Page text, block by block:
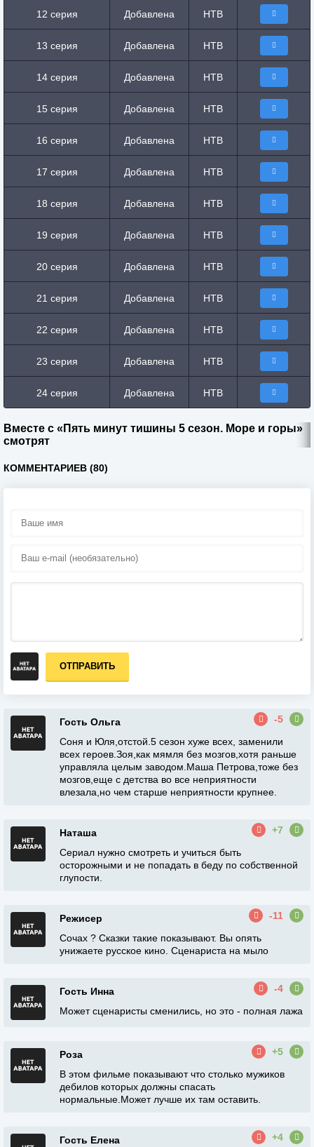
12 серия Добавлена НТВ
13 серия Добавлена НТВ
14 серия Добавлена НТВ
15 серия Добавлена НТВ
16 серия Добавлена НТВ
17 серия Добавлена НТВ
18 серия Добавлена НТВ
19 серия Добавлена НТВ
20 серия Добавлена НТВ
21 серия Добавлена НТВ
22 серия Добавлена НТВ
23 серия Добавлена НТВ
24 серия Добавлена НТВ
Вместе с «Пять минут тишины 5 сезон. Море и горы»
смотрят
КОММЕНТАРИЕВ (80)
ОТПРАВИТЬ
Гость Ольга
-5
Соня и Юля,отстой.5 сезон хуже всех, заменили
всех героев.Зоя,как мямля без мозгов,хотя раньше
управляла целым заводом.Маша Петрова,тоже без
мозгов,еще с детства во все неприятности
влезала,но чем старше неприятности крупнее.
Наташа
+7
Сериал нужно смотреть и учиться быть
осторожными и не попадать в беду по собственной
глупости.
Режисер
-11
Сочах ? Сказки такие показывают. Вы опять
унижаете русское кино. Сценариста на мыло
Гость Инна
-4
Может сценаристы сменились, но это - полная лажа
Роза
+5
В этом фильме показывают что столько мужиков
дебилов которых должны спасать
нормальные.Может лучше их там оставить.
Гость Елена
+4